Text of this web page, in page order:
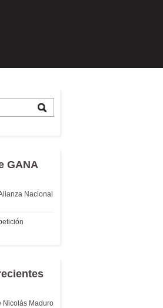
GANA
Nacional
Nicolás Maduro